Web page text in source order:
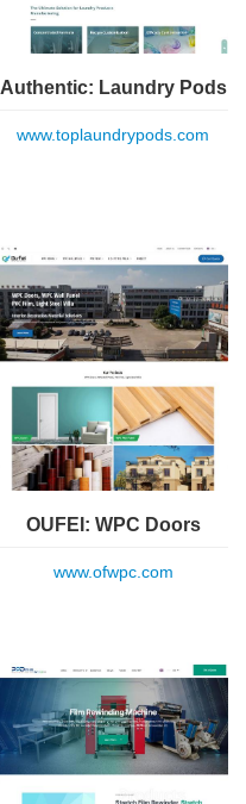
Authentic: Laundry Pods
www.toplaundrypods.com
OUFEI: WPC Doors
www.ofwpc.com